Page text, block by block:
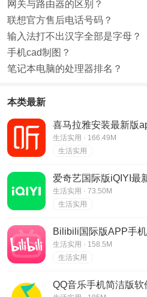
网关与路由器的区别？
联想官方售后电话号码？
输入法打不出汉字全部是字母？
手机cad制图？
笔记本电脑的处理器排名？
本类最新
喜马拉雅安装最新版
生活实用 · 166.49M
生活实用
爱奇艺国际版iQIYI最
生活实用 · 73.50M
生活实用
Bilibili国际版APP手
生活实用 · 158.5M
生活实用
QQ音乐手机简洁版软